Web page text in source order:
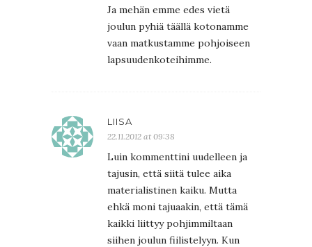
Ja mehän emme edes vietä
joulun pyhiä täällä kotonamme
vaan matkustamme pohjoiseen
lapsuudenkoteihimme.
LIISA
22.11.2012 at 09:38
Luin kommenttini uudelleen ja
tajusin, että siitä tulee aika
materialistinen kaiku. Mutta
ehkä moni tajuaakin, että tämä
kaikki liittyy pohjimmiltaan
siihen joulun fiilistelyyn. Kun